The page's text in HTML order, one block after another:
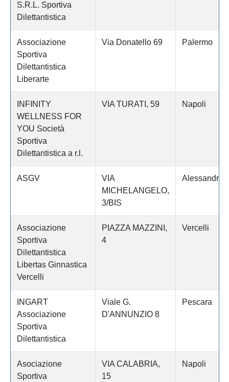
S.R.L. Sportiva
Dilettantistica
Associazione
Sportiva
Dilettantistica
Liberarte
Via Donatello 69 Palermo
INFINITY
WELLNESS FOR
YOU Società
Sportiva
Dilettantistica a r.l.
VIA TURATI, 59 Napoli
ASGV
VIA
MICHELANGELO,
3/BIS
Alessandria
Associazione
Sportiva
Dilettantistica
Libertas Ginnastica
Vercelli
PIAZZA MAZZINI,
4
Vercelli
INGART
Associazione
Sportiva
Dilettantistica
Viale G.
D'ANNUNZIO 8
Pescara
Asociazione
Sportiva
VIA CALABRIA,
15
Napoli